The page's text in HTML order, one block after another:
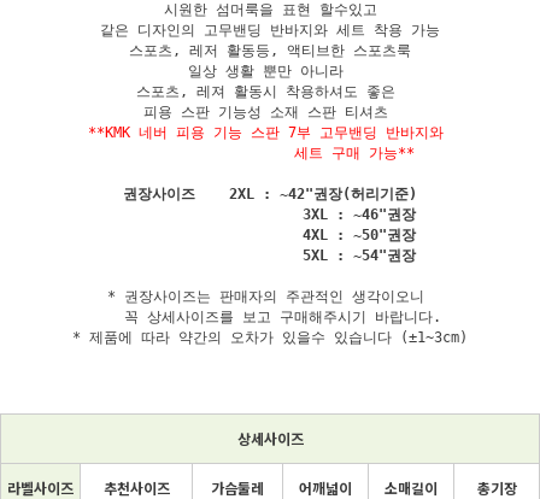
시원한 섬머룩을 표현 할수있고
같은 디자인의 고무밴딩 반바지와 세트 착용 가능
스포츠, 레저 활동등, 액티브한 스포츠룩
일상 생활 뿐만 아니라
스포츠, 레져 활동시 착용하셔도 좋은
**KMK 네버 피용 기능 스판 7부 고무밴딩 반바지와
                    세트 구매 가능**
권장사이즈    2XL : ~42"권장(허리기준)
                     5XL : ~54"권장
* 권장사이즈는 판매자의 주관적인 생각이오니
* 제품에 따라 약간의 오차가 있을수 있습니다 (±1~3cm)
상세사이즈
라벨사이즈 추천사이즈 가슴둘레 어깨넓이 소매길이 총기장